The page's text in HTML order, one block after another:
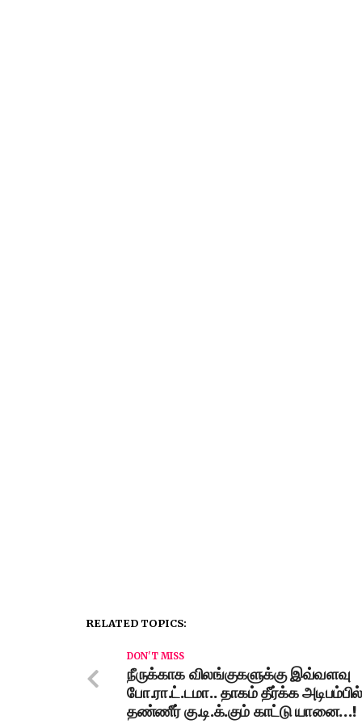
RELATED TOPICS:
DON'T MISS
நீருக்காக விலங்குகளுக்கு இவ்வளவு
போ.ரா.ட்.டமா.. தாகம் தீர்க்க
தண்ணீர் கு.டி.க்.கும் காட்டு யானை…!